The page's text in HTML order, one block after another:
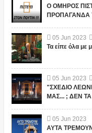
Ο ΟΜΗΡΟΣ
ΠΡΟΠΑΓΑΝΔΑ
05 Jun 2023
Τα είπε όλα με
05 Jun 2023
"ΣΧΕΔΙΟ
ΜΑΣ... ; ΔΕΝ ΤΑ
05 Jun 2023
ΑΥΤΑ ΤΡΕΜΟΥΝ!